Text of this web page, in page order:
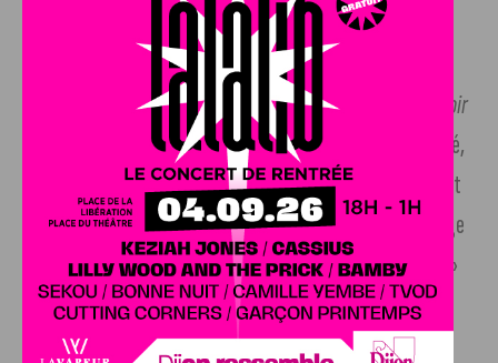
C’est celui qui a le plus de capacité aujourd’hui pour pouvoir
être le mieux prêt au mois de mars prochain
», a-t-il affirmé,
soulignant que ses trois ans passés à Matignon constituent
un atout majeur. Il a cependant mis en garde contre le piège
des primaires, qu’il juge responsables de la «décapitation
»
passée de sa famille politique par la violence fraternelle
qu’elles engendrent.